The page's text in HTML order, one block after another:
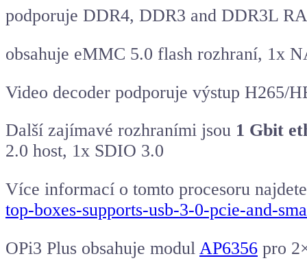
podporuje DDR4, DDR3 and DDR3L
obsahuje eMMC 5.0 flash rozhraní, 1x
Video decoder podporuje výstup H265/
Další zajímavé rozhraními jsou 1 Gbit
2.0 host, 1x SDIO 3.0
Více informací o tomto procesoru
top-boxes-supports-usb-3-0-pcie-and-
OPi3 Plus obsahuje modul AP6356 pro